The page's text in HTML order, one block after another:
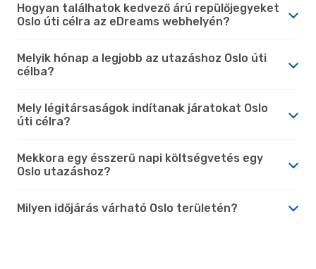
Hogyan találhatok kedvező árú repülőjegyeket
Oslo úti célra az eDreams webhelyén?
Melyik hónap a legjobb az utazáshoz Oslo úti
célba?
Mely légitársaságok indítanak járatokat Oslo
úti célra?
Mekkora egy ésszerű napi költségvetés egy
Oslo utazáshoz?
Milyen időjárás várható Oslo területén?